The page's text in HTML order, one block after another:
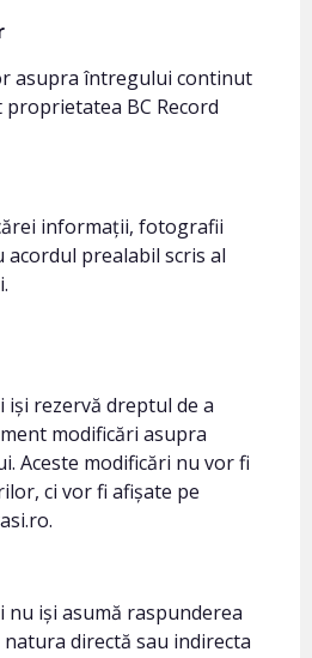
asupra întregului continut
BC Record
informații, fotografii
acordul prealabil scris al
iși rezervă dreptul de a
modificări asupra
Aceste modificări nu vor fi
ci vor fi afișate pe
nu iși asumă raspunderea
directă sau indirecta